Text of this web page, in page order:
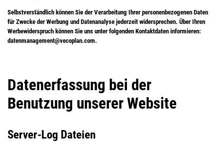
Selbstverständlich können Sie der Verarbeitung Ihrer personenbezogenen Daten
für Zwecke der Werbung und Datenanalyse jederzeit widersprechen. Über Ihren
Werbewiderspruch können Sie uns unter folgenden Kontaktdaten informieren:
datenmanagement@vecoplan.com.
Datenerfassung bei der
Benutzung unserer Website
Server-Log Dateien